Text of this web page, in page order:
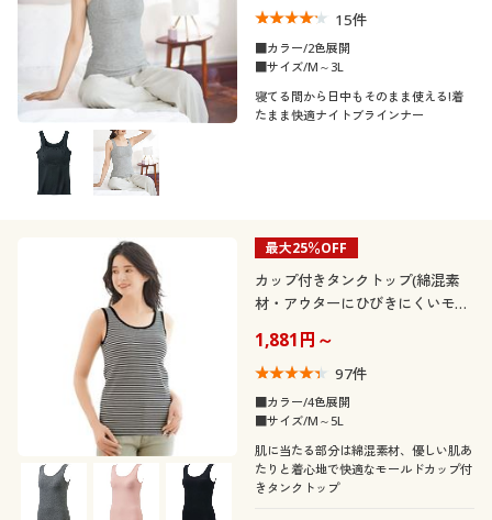
15件
■カラー/2色展開
■サイズ/M～3L
寝てる間から日中もそのまま使える!着
たまま快適ナイトブラインナー
最大25％OFF
カップ付きタンクトップ(綿混素
材・アウターにひびきにくいモー
1,881円～
97件
■カラー/4色展開
■サイズ/M～5L
肌に当たる部分は綿混素材、優しい肌あ
たりと着心地で快適なモールドカップ付
きタンクトップ